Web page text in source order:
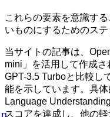
これらの要素を意識す
いものにするためのス
当サイトの記事は、
mini」を活用して作成
GPT-3.5 Turboと比較し
能を示しています。具
Language
スコアを達成し、他の